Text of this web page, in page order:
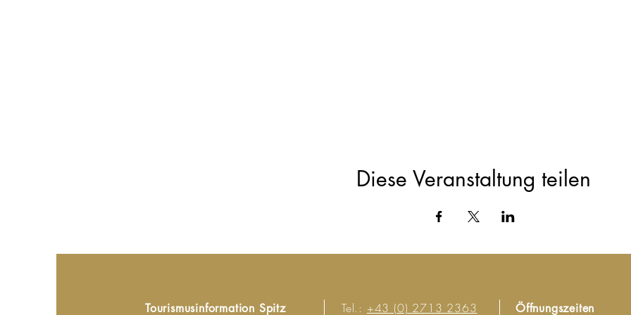
Diese Veranstaltung teilen
Tourismusinformation Spitz Tel.: +43 (0) 2713 2363 Öffnungszeiten